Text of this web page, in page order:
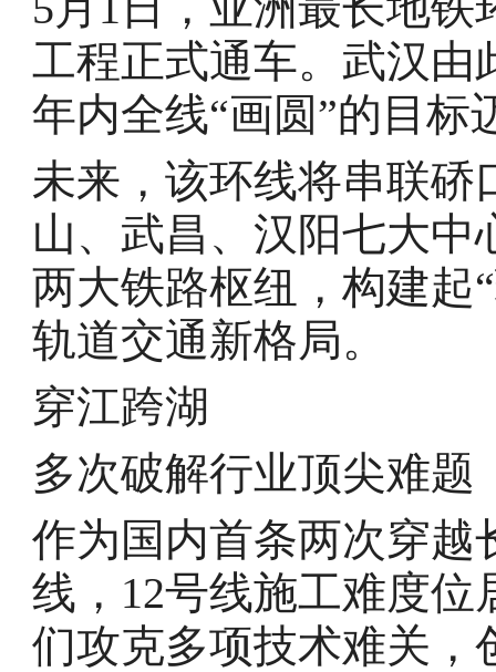
工程正式通车。武汉由
年内全线“画圆”的目标
未来，该环线将串联硚
山、武昌、汉阳七大
两大铁路枢纽，构建起
轨道交通新格局。
穿江跨湖
多次破解行业顶尖难题
作为国内首条两次穿越
线，12号线施工难度
们攻克多项技术难关，